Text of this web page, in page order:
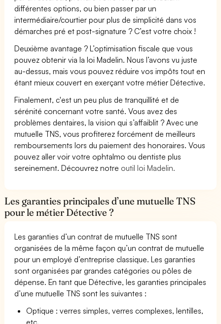
différentes options, ou bien passer par un
intermédiaire/courtier pour plus de simplicité dans vos
démarches pré et post-signature ? C’est votre choix !
Deuxième avantage ? L’optimisation fiscale que vous
pouvez obtenir via la loi Madelin. Nous l’avons vu juste
au-dessus, mais vous pouvez réduire vos impôts tout en
étant mieux couvert en exerçant votre métier Détective.
Finalement, c'est un peu plus de tranquillité et de
sérénité concernant votre santé. Vous avez des
problèmes dentaires, la vision qui s’affaiblit ? Avec une
mutuelle TNS, vous profiterez forcément de meilleurs
remboursements lors du paiement des honoraires. Vous
pouvez aller voir votre ophtalmo ou dentiste plus
sereinement. Découvrez notre outil loi Madelin.
Les garanties principales d’une mutuelle TNS
pour le métier Détective ?
Les garanties d’un contrat de mutuelle TNS sont
organisées de la même façon qu’un contrat de mutuelle
pour un employé d’entreprise classique. Les garanties
sont organisées par grandes catégories ou pôles de
dépense. En tant que Détective, les garanties principales
d’une mutuelle TNS sont les suivantes :
Optique : verres simples, verres complexes, lentilles,
etc.